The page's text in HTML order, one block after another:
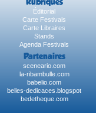
Éditorial
Carte Festivals
Carte Libraires
Stands
Agenda Festivals
Partenaires
sceneario.com
la-ribambulle.com
babelio.com
belles-dedicaces.blogspot
bedetheque.com